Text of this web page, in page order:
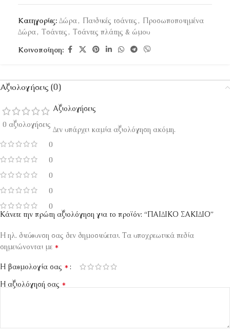
Κατηγορίες: Δώρα, Παιδικές τσάντες , Προσωποποιημένα
Δώρα, Τσάντες , Τσάντες πλάτης & ώμου
Κοινοποίηση:
Αξιολογήσεις (0)
0 αξιολογήσεις
0
0
0
0
0
Αξιολογήσεις
Δεν υπάρχει καμία αξιολόγηση ακόμη.
Κάνετε την πρώτη αξιολόγηση για το προϊόν: “ΠΑΙΔΙΚΟ ΣΑΚΙΔΙΟ”
Η ηλ. διεύθυνση σας δεν δημοσιεύεται. Τα υποχρεωτικά πεδία
σημειώνονται με *
Η βαθμολογία σας *
Η αξιολόγησή σας *